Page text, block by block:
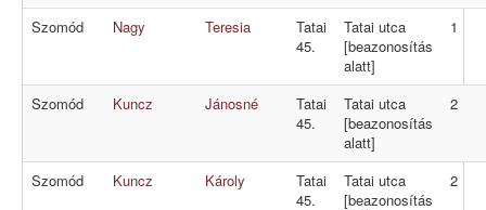
Szomód Nagy Teresia
Tatai
45.
Tatai utca
[beazonosítás
alatt]
1
Szomód Kuncz Jánosné
Tatai
45.
Tatai utca
[beazonosítás
alatt]
2
Szomód Kuncz Károly
Tatai
45.
Tatai utca
[beazonosítás
2